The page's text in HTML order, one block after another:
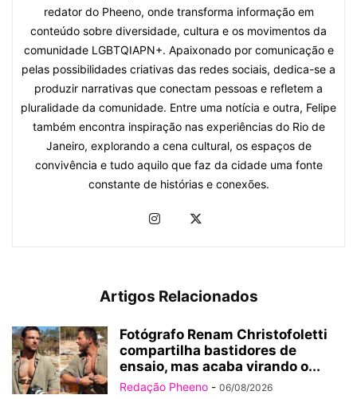
redator do Pheeno, onde transforma informação em
conteúdo sobre diversidade, cultura e os movimentos da
comunidade LGBTQIAPN+. Apaixonado por comunicação e
pelas possibilidades criativas das redes sociais, dedica-se a
produzir narrativas que conectam pessoas e refletem a
pluralidade da comunidade. Entre uma notícia e outra, Felipe
também encontra inspiração nas experiências do Rio de
Janeiro, explorando a cena cultural, os espaços de
convivência e tudo aquilo que faz da cidade uma fonte
constante de histórias e conexões.
Artigos Relacionados
Fotógrafo Renam Christofoletti
compartilha bastidores de
ensaio, mas acaba virando o...
Redação Pheeno - 06/08/2026